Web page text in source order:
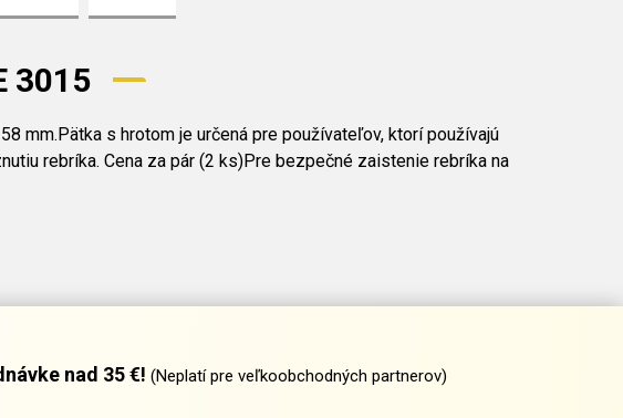
3015
mm.Pätka s hrotom je určená pre používateľov, ktorí používajú
rebríka. Cena za pár (2 ks)Pre bezpečné zaistenie rebríka na
nad 35 €! (Neplatí pre veľkoobchodných partnerov)